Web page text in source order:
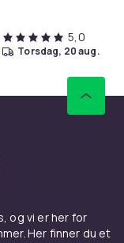
5,0
torsdag, 20 aug.
og vi er her for
Her finner du et